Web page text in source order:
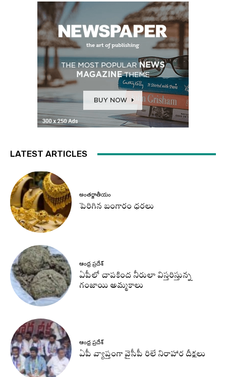
LATEST ARTICLES
అంతర్జాతీయం
పెరిగిన బంగారం ధరలు
ఆంధ్ర ప్రదేశ్
ఏపీలో చాపకింద నీరులా విస్తరిస్తున్న
గంజాయి అమ్మకాలు
ఆంధ్ర ప్రదేశ్
ఏపీ వ్యాప్తంగా వైసీపీ రిలే నిరాహార దీక్షలు